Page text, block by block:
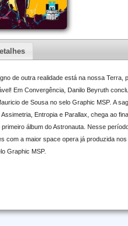
de outra realidade está na nossa
Em Convergência, Danilo Beyruth
de Sousa no selo Graphic MSP. A
Assimetria, Entropia e Parallax, chega ao
álbum do Astronauta. Nesse
com a maior space opera já produzida
Graphic MSP.